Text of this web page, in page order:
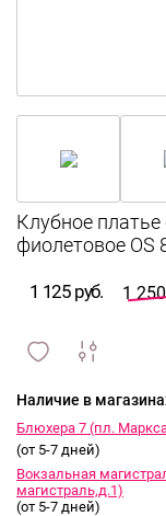
1 125 руб. 1
и
Наличие в
Блюхера 7 (пл.
(от 5-7 дней)
Вокзальная
магистраль,д.1)
(от 5-7 дней)